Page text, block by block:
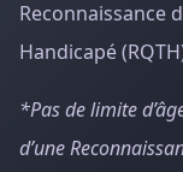
Reconnaissance
Handicapé
*Pas de limite
d’une